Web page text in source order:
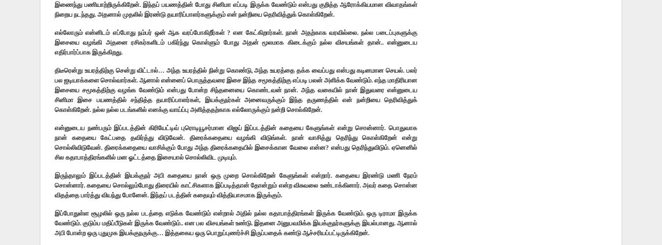
இணைந்து பணியாற்றிருக்கிறேன். இந்தப் பயணத்தின் போது சினிமா எப்படி இருக்க வேண்டும் என்பது குறித்த ஆரோக்கியமான விவாதங்கள்
நிறைய நடந்தது.‌ அதனால் முதலில் இரண்டு தயாரிப்பாளர்களுக்கும் என் நன்றியை தெரிவித்துக் கொள்கிறேன்.
எல்லோரும் என்னிடம் எப்போது நம்பர் ஒன் ஆக வரப்போகிறீர்கள் ? என கேட்கிறார்கள். நான் அதற்காக வரவில்லை.‌ நல்ல படைப்புகளுக்கு
இசையை வழங்கி அதனை ரசிகர்களிடம் பகிர்ந்து கொள்ளும் போது அதன் மூலமாக கிடைக்கும் நல்ல விசயங்கள் தான்.. என்னுடைய
எதிர்பார்ப்பாக இருக்கிறது.
திடீரென்று உயரத்திற்கு சென்று விட்டால்… அந்த உயரத்தில் நின்று கொண்டு, அந்த உயரத்தை தக்க வைப்பது என்பது கடினமான செயல்.‌ பலர்
பல ஐடியாக்களை சொல்வார்கள். ஆனால் என்னைப் பொருத்தவரை இசை இந்த சமூகத்திற்கு எப்படி பலன் அளிக்க வேண்டும். எந்த மாதிரியான
இசையை சமூகத்திற்கு வழங்க வேண்டும் என்பது போன்ற சிந்தனையை கொண்டவன் நான். அந்த வகையில் நான் இதுவரை என்னுடைய
சினிமா இசை பயணத்தில் சந்தித்த தயாரிப்பாளர்கள், இயக்குநர்கள் அனைவருக்கும் இந்த தருணத்தில் என் நன்றியை தெரிவித்துக்
கொள்கிறேன். நல்ல நல்ல படங்களில் எனக்கு வாய்ப்பு அளித்ததற்காக எல்லோருக்கும் நன்றி சொல்கிறேன்.
என்னுடைய நண்பரும் இப்படத்தின் கிரியேட்டிவ் புரொடியூசர்மான விஜய் இப்படத்தின் கதையை கேளுங்கள் என்று சொன்னார். பொதுவாக
நான் கதையை கேட்பதை தவிர்த்து விடுவேன். திரைக்கதையை வழங்கி விடுங்கள். நான் வாசித்து தெரிந்து கொள்கிறேன் என்று
சொல்லிவிடுவேன். திரைக்கதையை வாசிக்கும் போது அந்த திரைக்கதையில் இசைக்கான வேலை என்ன? என்பது தெரிந்துவிடும். ஏனெனில்
சில கதாபாத்திரங்களில் மன ஓட்டத்தை இசையால் சொல்லிவிட முடியும்.
இருந்தாலும் இப்படத்தின் இயக்குநர் அபி கதையை நான் ஒரு முறை சொல்கிறேன் கேளுங்கள் என்றார். கதையை இரண்டு மணி நேரம்
சொன்னார். கதையை சொல்லும்போது திரையில் காட்சிகளாக இப்படித்தான் தோன்றும் என்ற விசுவலை உண்டாக்கினார். அவர் கதை சொன்ன
விதத்தை பார்த்து வியந்து போனேன். இந்தப் படத்தின் கதையும் வித்தியாசமாக இருக்கும்.
இப்போதுள்ள சூழலில் ஒரு நல்ல படத்தை எடுக்க வேண்டும் என்றால் அதில் நல்ல கதாபாத்திரங்கள் இருக்க வேண்டும். ஒரு டிராமா இருக்க
வேண்டும். குடும்ப மதிப்பீடுகள் இருக்க வேண்டும்.. என பல விசயங்கள் உண்டு. இதனை அனுபவமிக்க இயக்குநர்களுக்கு இயல்பானது. ஆனால்
அபி போன்ற ஒரு புதுமுக இயக்குநருக்கு… இத்தகைய ஒரு பொறுப்புணர்ச்சி இருப்பதைக் கண்டு ஆச்சரியப்பட்டிருக்கிறேன்.‌